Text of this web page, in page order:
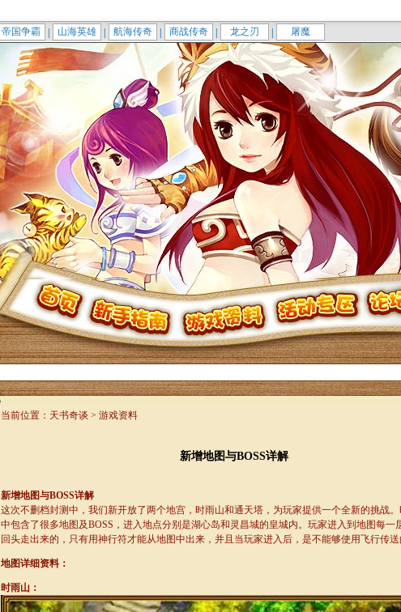
帝国争霸 山海英雄 航海传奇 商战传奇 龙之刃 屠魔
当前位置：天书奇谈 > 游戏资料
新增地图与BOSS详解
新增地图与BOSS详解
这次不删档封测中，我们新开放了两个地宫，时雨山和通天塔，为玩家提供一个全新的挑战
中包含了很多地图及BOSS，进入地点分别是湖心岛和灵昌城的皇城内。玩家进入到地图每一
回头走出来的，只有用神行符才能从地图中出来，并且当玩家进入后，是不能够使用飞行传送
地图详细资料：
时雨山：